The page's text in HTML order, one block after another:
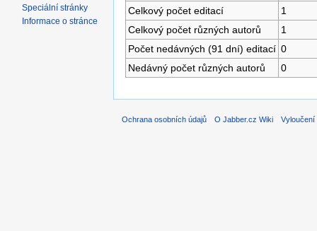
Celkový počet editací
1
Celkový počet různých autorů
1
Počet nedávných (91 dní) editací 0
Nedávný počet různých autorů
0
Speciální stránky
Informace o stránce
Ochrana osobních údajů O Jabber.cz Wiki Vyloučení